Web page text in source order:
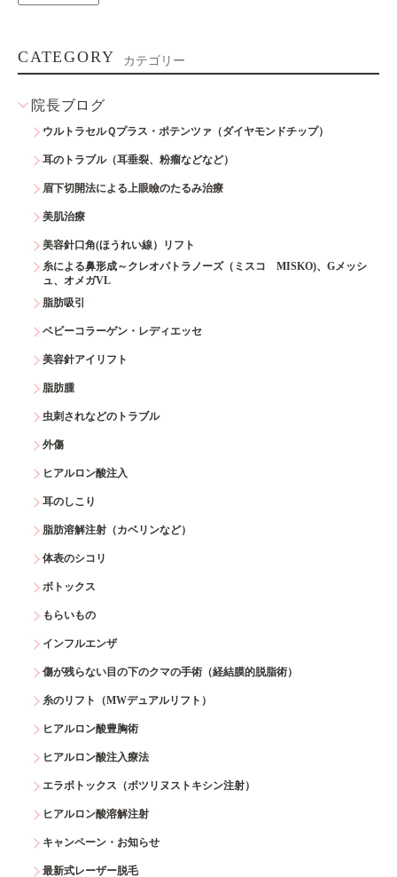
CATEGORY カテゴリー
院長ブログ
ウルトラセルＱプラス・ポテンツァ（ダイヤモンドチップ）
耳のトラブル（耳垂裂、粉瘤などなど）
眉下切開法による上眼瞼のたるみ治療
美肌治療
美容針口角(ほうれい線）リフト
糸による鼻形成～クレオパトラノーズ（ミスコ MISKO)、Gメッシ
ュ、オメガVL
脂肪吸引
ベビーコラーゲン・レディエッセ
美容針アイリフト
脂肪腫
虫刺されなどのトラブル
外傷
ヒアルロン酸注入
耳のしこり
脂肪溶解注射（カベリンなど）
体表のシコリ
ボトックス
もらいもの
インフルエンザ
傷が残らない目の下のクマの手術（経結膜的脱脂術）
糸のリフト（MWデュアルリフト）
ヒアルロン酸豊胸術
ヒアルロン酸注入療法
エラボトックス（ボツリヌストキシン注射）
ヒアルロン酸溶解注射
キャンペーン・お知らせ
最新式レーザー脱毛